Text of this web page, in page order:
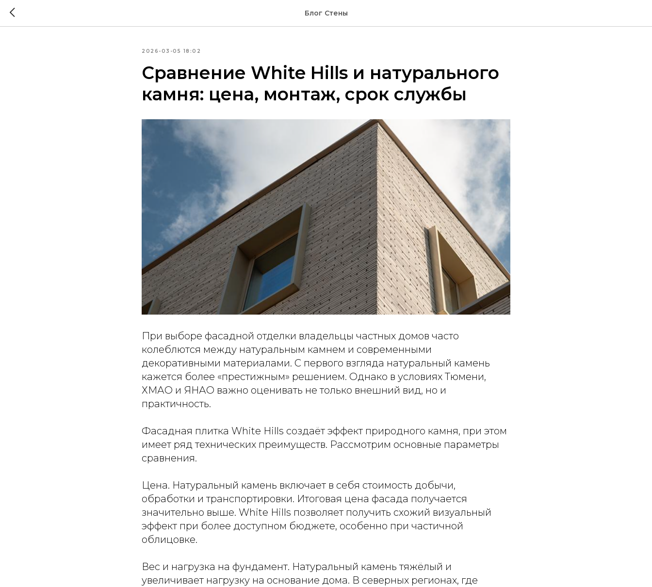
Блог Стены
2026-03-05 18:02
Сравнение White Hills и натурального
камня: цена, монтаж, срок службы
При выборе фасадной отделки владельцы частных домов часто
колеблются между натуральным камнем и современными
декоративными материалами. С первого взгляда натуральный камень
кажется более «престижным» решением. Однако в условиях Тюмени,
ХМАО и ЯНАО важно оценивать не только внешний вид, но и
практичность.
Фасадная плитка White Hills создаёт эффект природного камня, при этом
имеет ряд технических преимуществ. Рассмотрим основные параметры
сравнения.
Цена. Натуральный камень включает в себя стоимость добычи,
обработки и транспортировки. Итоговая цена фасада получается
значительно выше. White Hills позволяет получить схожий визуальный
эффект при более доступном бюджете, особенно при частичной
облицовке.
Вес и нагрузка на фундамент. Натуральный камень тяжёлый и
увеличивает нагрузку на основание дома. В северных регионах, где